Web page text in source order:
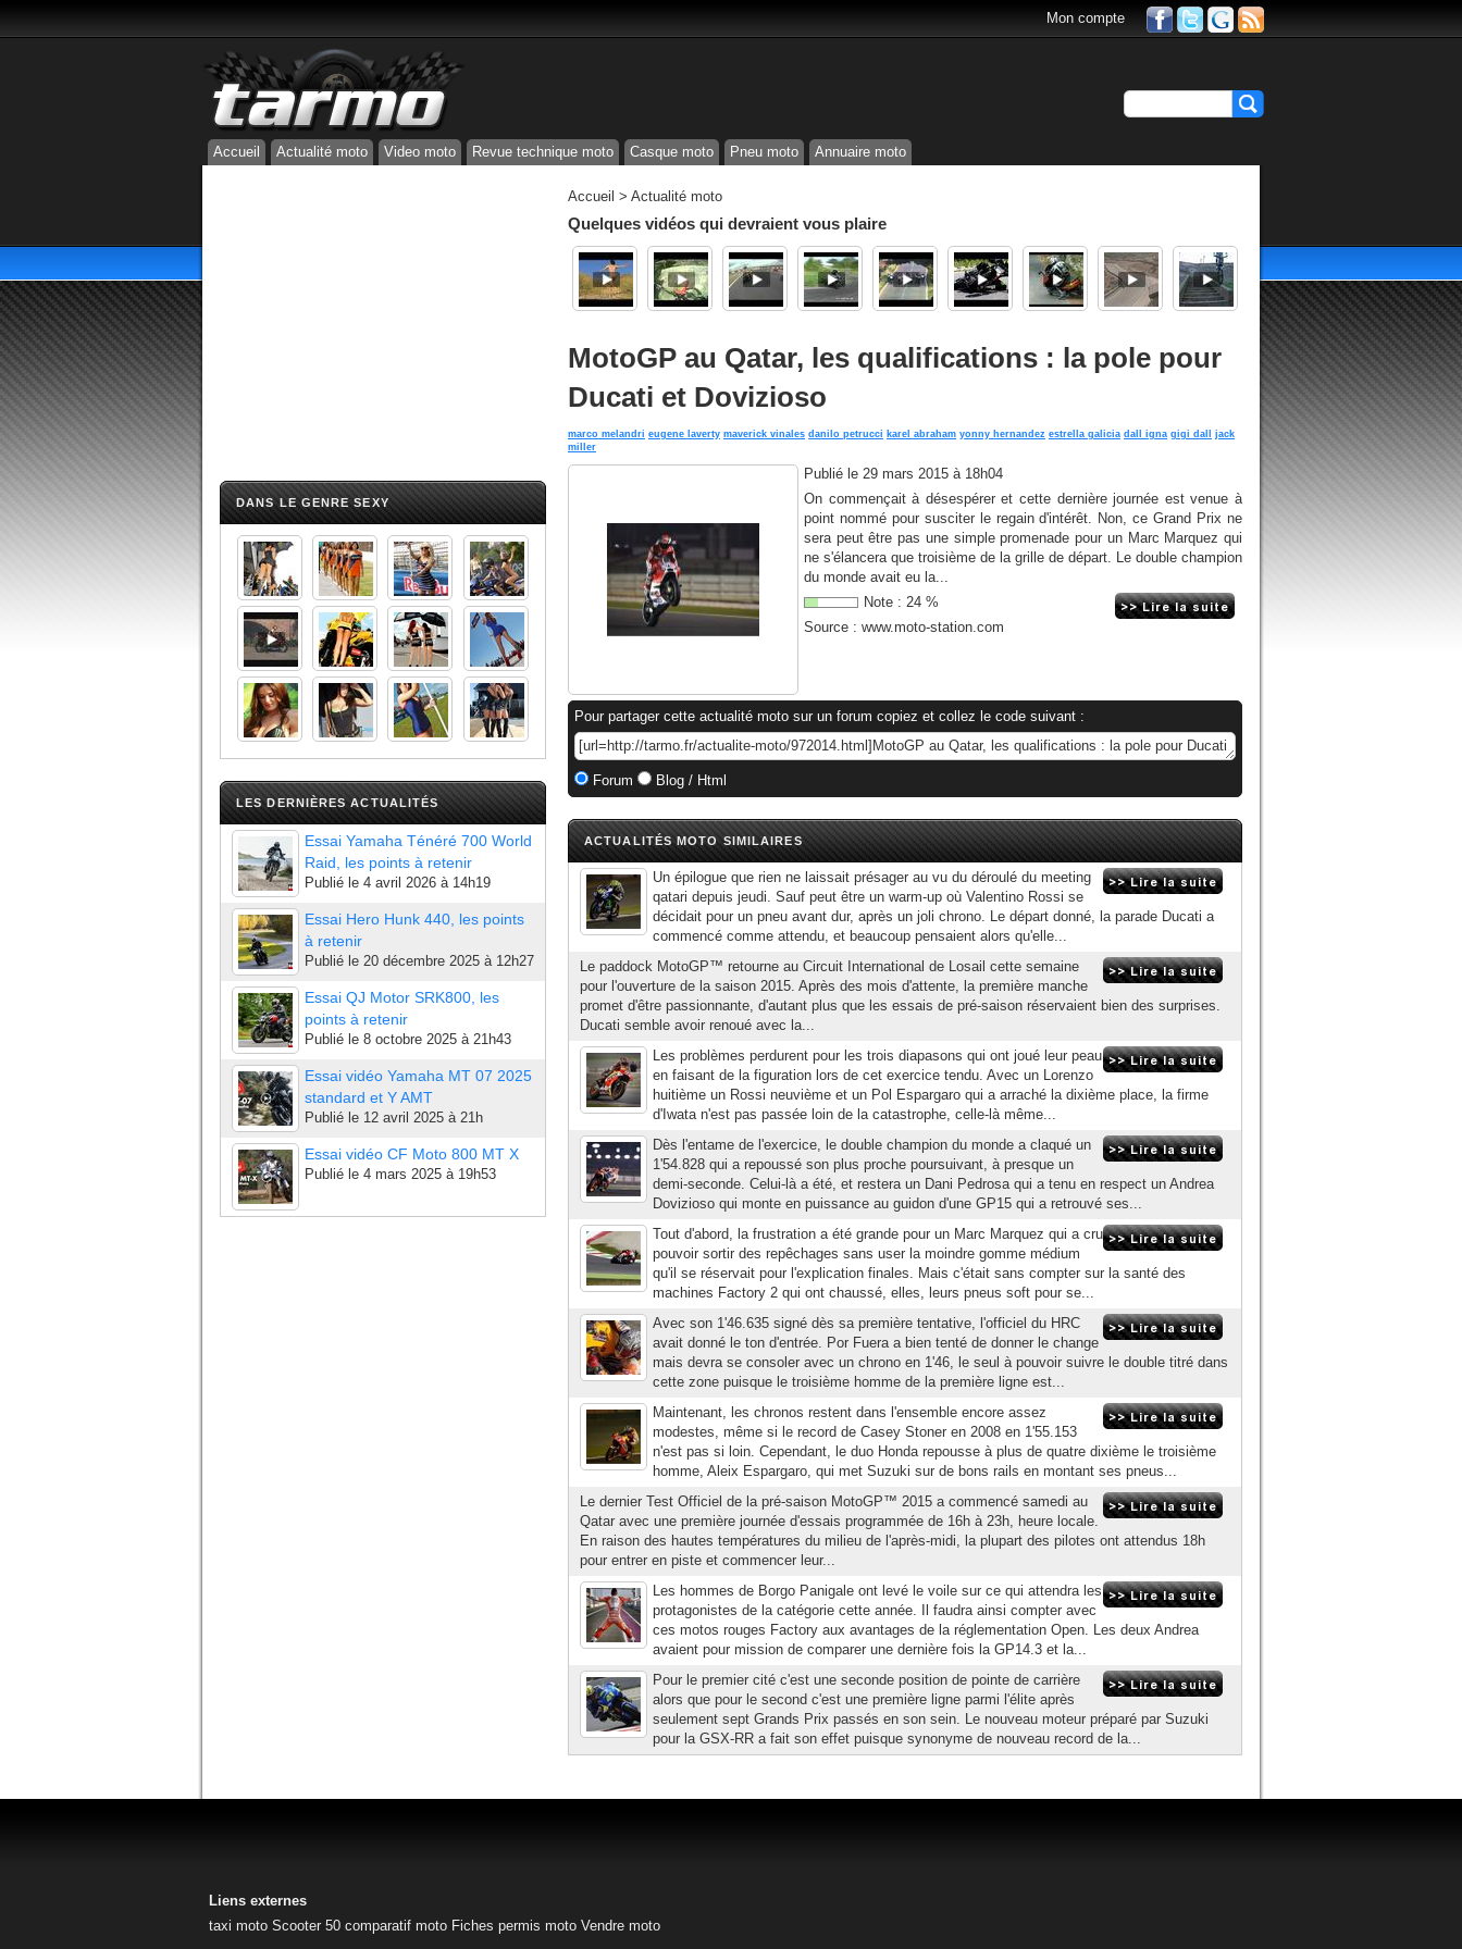
Mon compte
Accueil Actualité moto Video moto Revue technique moto Casque moto Pneu moto Annuaire moto
DANS LE GENRE SEXY
LES DERNIÈRES ACTUALITÉS
Essai Yamaha Ténéré 700 World
Raid, les points à retenir
Publié le 4 avril 2026 à 14h19
Essai Hero Hunk 440, les points
à retenir
Publié le 20 décembre 2025 à 12h27
Essai QJ Motor SRK800, les
points à retenir
Publié le 8 octobre 2025 à 21h43
Essai vidéo Yamaha MT 07 2025
standard et Y AMT
Publié le 12 avril 2025 à 21h
Essai vidéo CF Moto 800 MT X
Publié le 4 mars 2025 à 19h53
Accueil > Actualité moto
Quelques vidéos qui devraient vous plaire
MotoGP au Qatar, les qualifications : la pole pour
Ducati et Dovizioso
marco melandri eugene laverty maverick vinales danilo petrucci karel abraham yonny hernandez estrella galicia dall igna gigi dall
jack
miller
Publié le 29 mars 2015 à 18h04
On commençait à désespérer et cette dernière journée est venue à
point nommé pour susciter le regain d'intérêt. Non, ce Grand Prix ne
sera peut être pas une simple promenade pour un Marc Marquez qui
ne s'élancera que troisième de la grille de départ. Le double champion
du monde avait eu la...
Note : 24 %
Source : www.moto-station.com
Pour partager cette actualité moto sur un forum copiez et collez le code suivant :
Forum Blog / Html
ACTUALITÉS MOTO SIMILAIRES
Un épilogue que rien ne laissait présager au vu du déroulé du meeting
qatari depuis jeudi. Sauf peut être un warm-up où Valentino Rossi se
décidait pour un pneu avant dur, après un joli chrono. Le départ donné, la parade Ducati a
commencé comme attendu, et beaucoup pensaient alors qu'elle...
Le paddock MotoGP™ retourne au Circuit International de Losail cette semaine
pour l'ouverture de la saison 2015. Après des mois d'attente, la première manche
promet d'être passionnante, d'autant plus que les essais de pré-saison réservaient bien des surprises.
Ducati semble avoir renoué avec la...
Les problèmes perdurent pour les trois diapasons qui ont joué leur peau
en faisant de la figuration lors de cet exercice tendu. Avec un Lorenzo
huitième un Rossi neuvième et un Pol Espargaro qui a arraché la dixième place, la firme
d'Iwata n'est pas passée loin de la catastrophe, celle-là même...
Dès l'entame de l'exercice, le double champion du monde a claqué un
1'54.828 qui a repoussé son plus proche poursuivant, à presque un
demi-seconde. Celui-là a été, et restera un Dani Pedrosa qui a tenu en respect un Andrea
Dovizioso qui monte en puissance au guidon d'une GP15 qui a retrouvé ses...
Tout d'abord, la frustration a été grande pour un Marc Marquez qui a cru
pouvoir sortir des repêchages sans user la moindre gomme médium
qu'il se réservait pour l'explication finales. Mais c'était sans compter sur la santé des
machines Factory 2 qui ont chaussé, elles, leurs pneus soft pour se...
Avec son 1'46.635 signé dès sa première tentative, l'officiel du HRC
avait donné le ton d'entrée. Por Fuera a bien tenté de donner le change
mais devra se consoler avec un chrono en 1'46, le seul à pouvoir suivre le double titré dans
cette zone puisque le troisième homme de la première ligne est...
Maintenant, les chronos restent dans l'ensemble encore assez
modestes, même si le record de Casey Stoner en 2008 en 1'55.153
n'est pas si loin. Cependant, le duo Honda repousse à plus de quatre dixième le troisième
homme, Aleix Espargaro, qui met Suzuki sur de bons rails en montant ses pneus...
Le dernier Test Officiel de la pré-saison MotoGP™ 2015 a commencé samedi au
Qatar avec une première journée d'essais programmée de 16h à 23h, heure locale.
En raison des hautes températures du milieu de l'après-midi, la plupart des pilotes ont attendus 18h
pour entrer en piste et commencer leur...
Les hommes de Borgo Panigale ont levé le voile sur ce qui attendra les
protagonistes de la catégorie cette année. Il faudra ainsi compter avec
ces motos rouges Factory aux avantages de la réglementation Open. Les deux Andrea
avaient pour mission de comparer une dernière fois la GP14.3 et la...
Pour le premier cité c'est une seconde position de pointe de carrière
alors que pour le second c'est une première ligne parmi l'élite après
seulement sept Grands Prix passés en son sein. Le nouveau moteur préparé par Suzuki
pour la GSX-RR a fait son effet puisque synonyme de nouveau record de la...
Liens externes
taxi moto Scooter 50 comparatif moto Fiches permis moto Vendre moto